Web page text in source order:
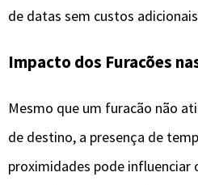
de datas sem custos
Impacto dos Furacões
Mesmo que um furacão não
de destino, a presença de
proximidades pode influenciar